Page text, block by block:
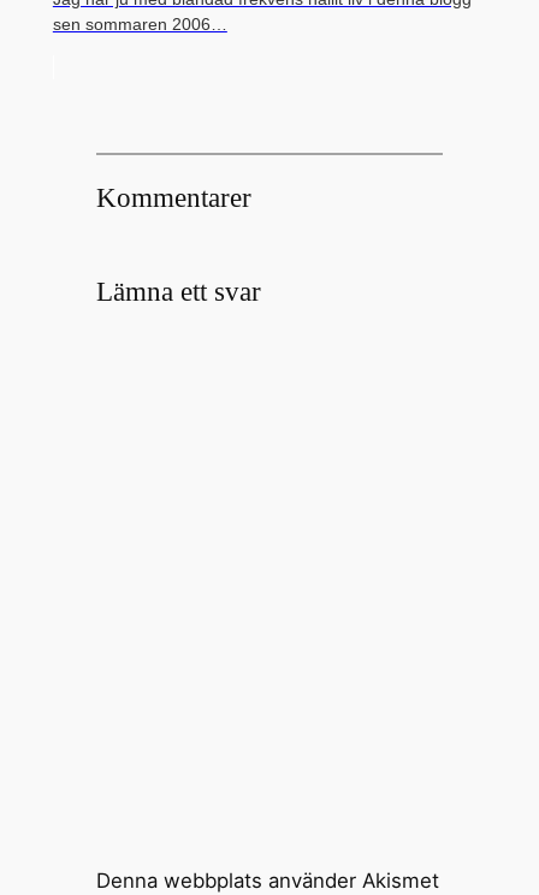
sen sommaren 2006…
Kommentarer
Lämna ett svar
Denna webbplats använder Akismet